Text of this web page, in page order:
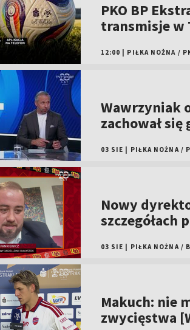
PKO BP
transmisje w
12:00 PIŁKA NOŻNA /
Wawrzyniak
zachował się
03 SIE PIŁKA NOŻNA /
Nowy
szczegółach
03 SIE PIŁKA NOŻNA /
Makuch: nie
zwycięstwa